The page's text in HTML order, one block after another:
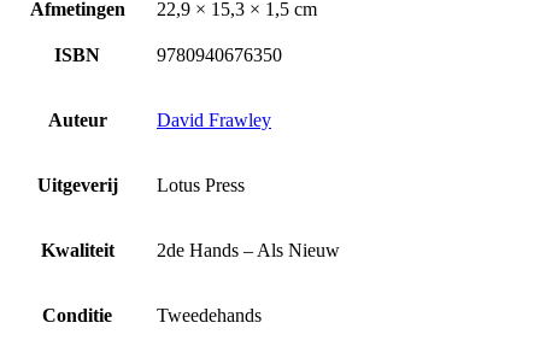
Afmetingen
22,9 × 15,3 × 1,5 cm
ISBN 9780940676350
Auteur David Frawley
Uitgeverij Lotus Press
Kwaliteit 2de Hands – Als Nieuw
Conditie Tweedehands